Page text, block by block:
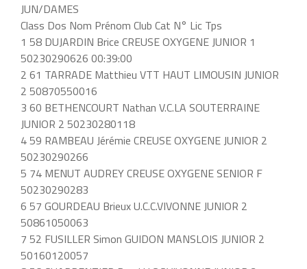
JUN/DAMES
Class Dos Nom Prénom Club Cat N° Lic Tps
1 58 DUJARDIN Brice CREUSE OXYGENE JUNIOR 1
50230290626 00:39:00
2 61 TARRADE Matthieu VTT HAUT LIMOUSIN JUNIOR
2 50870550016
3 60 BETHENCOURT Nathan V.C.LA SOUTERRAINE
JUNIOR 2 50230280118
4 59 RAMBEAU Jérémie CREUSE OXYGENE JUNIOR 2
50230290266
5 74 MENUT AUDREY CREUSE OXYGENE SENIOR F
50230290283
6 57 GOURDEAU Brieux U.C.C.VIVONNE JUNIOR 2
50861050063
7 52 FUSILLER Simon GUIDON MANSLOIS JUNIOR 2
50160120057